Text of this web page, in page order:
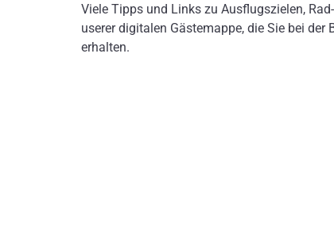
Viele Tipps und Links zu Ausflugszielen,
userer digitalen Gästemappe, die Sie bei der
erhalten.